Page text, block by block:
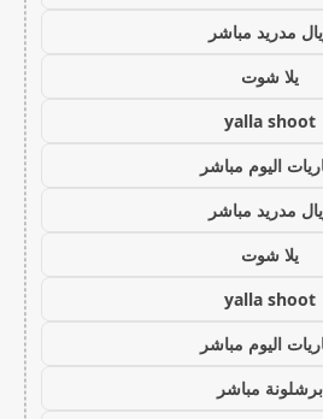
مدريد مباشر
يلا شوت
yalla shoot
اليوم مباشر
مدريد مباشر
يلا شوت
yalla shoot
اليوم مباشر
برشلونة مباشر